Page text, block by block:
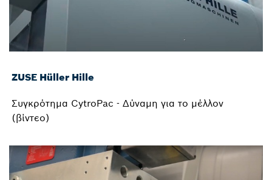
ZUSE Hüller Hille
Συγκρότημα CytroPac - Δύναμη για το μέλλον
(βίντεο)